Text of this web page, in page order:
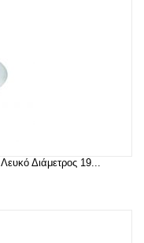
Διάμετρος 19...